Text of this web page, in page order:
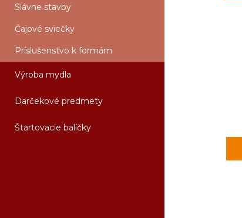
Slávne stavby
Čajové sviečky
Príslušenstvo k formám
Výroba mydla
Darčekové predmety
Štartovacie balíčky